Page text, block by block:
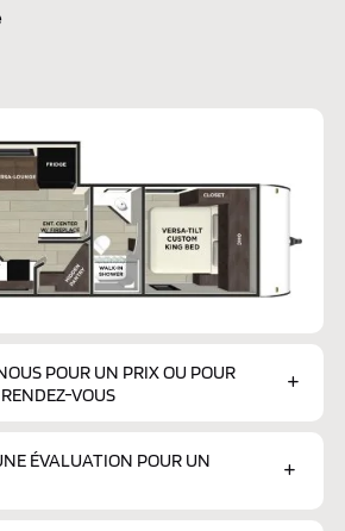
POUR UN PRIX OU POUR
VOUS
ÉVALUATION POUR UN